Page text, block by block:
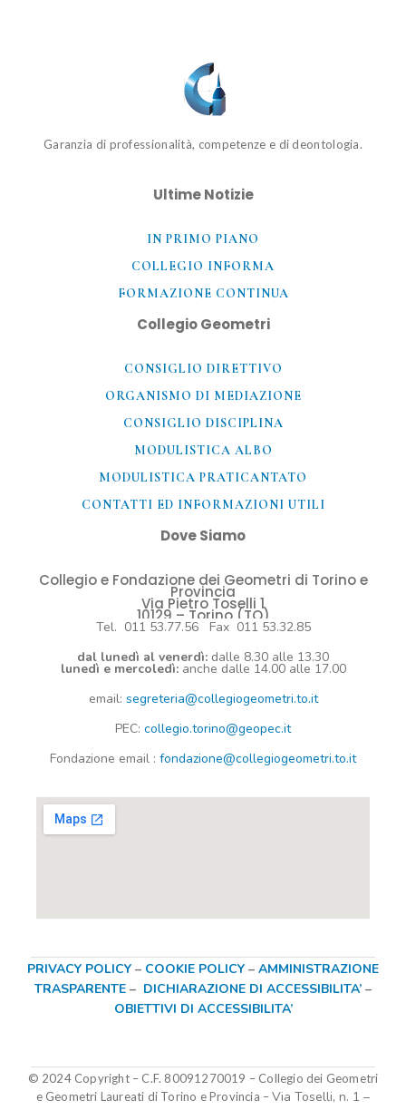
Garanzia di professionalità, competenze e di deontologia.
Ultime Notizie
IN PRIMO PIANO
COLLEGIO INFORMA
FORMAZIONE CONTINUA
Collegio Geometri
CONSIGLIO DIRETTIVO
ORGANISMO DI MEDIAZIONE
CONSIGLIO DISCIPLINA
MODULISTICA ALBO
MODULISTICA PRATICANTATO
CONTATTI ED INFORMAZIONI UTILI​
Dove Siamo
Collegio e Fondazione dei Geometri di Torino e
Provincia
Via Pietro Toselli 1
10129 – Torino (TO)
Tel. 011 53.77.56 Fax 011 53.32.85
dal lunedì al venerdì: dalle 8.30 alle 13.30
lunedì e mercoledì: anche dalle 14.00 alle 17.00
email: segreteria@collegiogeometri.to.it
PEC: collegio.torino@geopec.it
Fondazione email : fondazione@collegiogeometri.to.it
PRIVACY POLICY – COOKIE POLICY – AMMINISTRAZIONE
TRASPARENTE – DICHIARAZIONE DI ACCESSIBILITA’ –
OBIETTIVI DI ACCESSIBILITA’
© 2024 Copyright – C.F. 80091270019 – Collegio dei Geometri
e Geometri Laureati di Torino e Provincia –Via Toselli, n. 1 –